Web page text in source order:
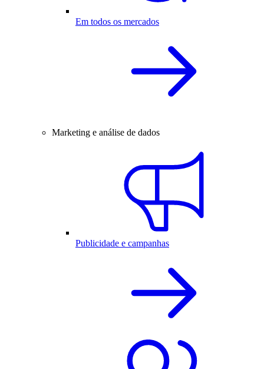
Em todos os mercados
Marketing e análise de dados
Publicidade e campanhas